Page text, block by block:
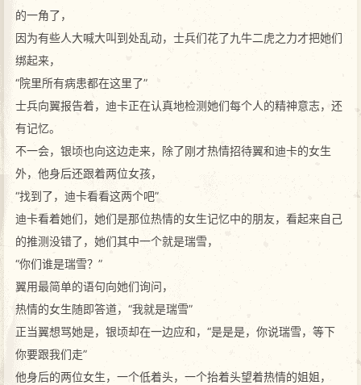
的一角了，
因为有些人大喊大叫到处乱动，士兵们花了九牛二虎之力才把她们
绑起来，
“院里所有病患都在这里了”
士兵向翼报告着，迪卡正在认真地检测她们每个人的精神意志，还
有记忆。
不一会，银顷也向这边走来，除了刚才热情招待翼和迪卡的女生
外，他身后还跟着两位女孩，
“找到了，迪卡看看这两个吧”
迪卡看着她们，她们是那位热情的女生记忆中的朋友，看起来自己
的推测没错了，她们其中一个就是瑞雪，
“你们谁是瑞雪？”
翼用最简单的语句向她们询问，
热情的女生随即答道，“我就是瑞雪”
正当翼想骂她是，银顷却在一边应和，“是是是，你说瑞雪，等下
你要跟我们走”
他身后的两位女生，一个低着头，一个抬着头望着热情的姐姐，